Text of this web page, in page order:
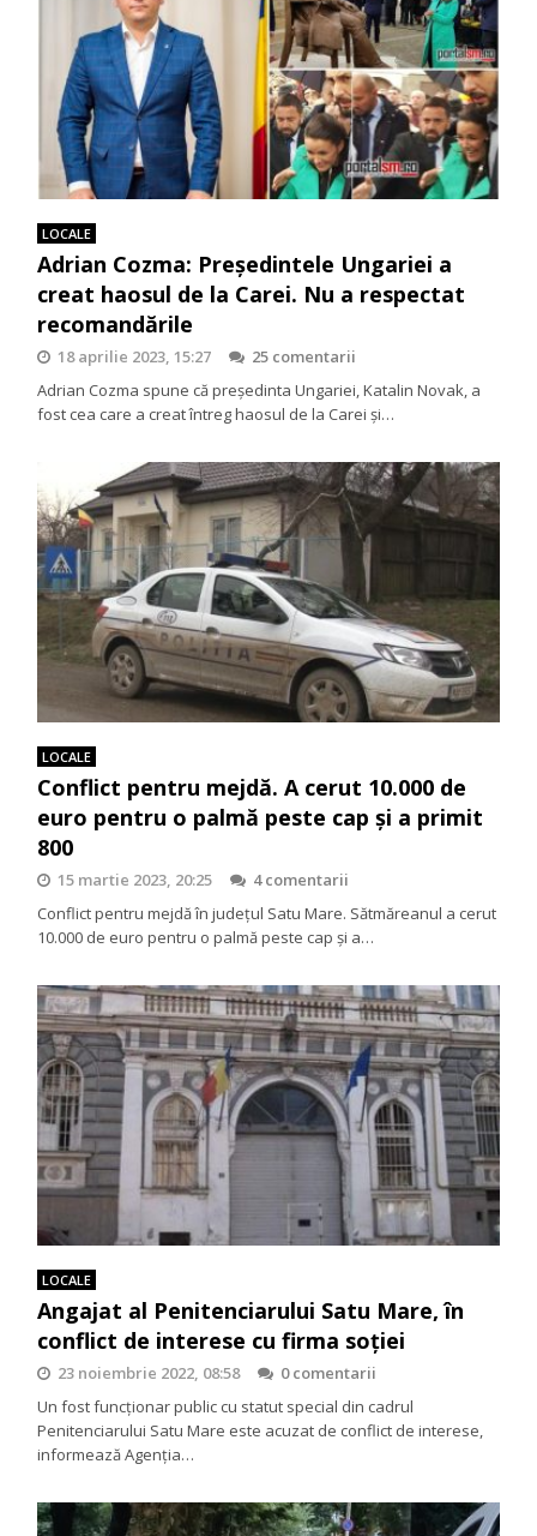
LOCALE
Adrian Cozma: Președintele Ungariei a
creat haosul de la Carei. Nu a respectat
recomandările
18 aprilie 2023, 15:27
25 comentarii
Adrian Cozma spune că președinta Ungariei, Katalin Novak, a
fost cea care a creat întreg haosul de la Carei și…
LOCALE
Conflict pentru mejdă. A cerut 10.000 de
euro pentru o palmă peste cap și a primit
800
15 martie 2023, 20:25
4 comentarii
Conflict pentru mejdă în județul Satu Mare. Sătmăreanul a cerut
10.000 de euro pentru o palmă peste cap şi a…
LOCALE
Angajat al Penitenciarului Satu Mare, în
conflict de interese cu firma soţiei
23 noiembrie 2022, 08:58
0 comentarii
Un fost funcționar public cu statut special din cadrul
Penitenciarului Satu Mare este acuzat de conflict de interese,
informează Agenţia…